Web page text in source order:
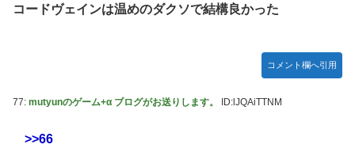
コードヴェインは温めのダクソで結構良かった
コメント欄へ引用
77: mutyunのゲーム+α ブログがお送りします。 ID:lJQAiTTNM
>>66